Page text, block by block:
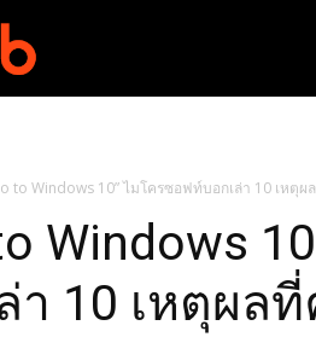
to Windows 10” ไมโครซอฟท์บอกเล่า 10 เหตุผ
Windows
10 เหตุผลที่